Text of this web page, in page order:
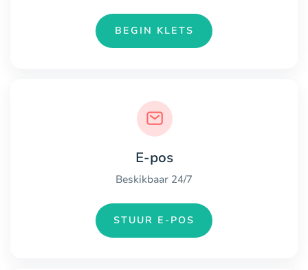
BEGIN KLETS
E-pos
Beskikbaar 24/7
STUUR E-POS